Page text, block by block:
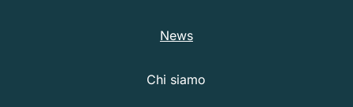
News
Chi siamo